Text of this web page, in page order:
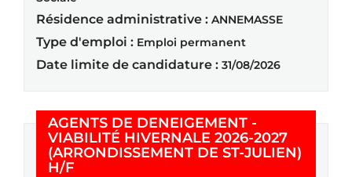
Résidence administrative : ANNEMASSE
Type d'emploi : Emploi permanent
Date limite de candidature : 31/08/2026
AGENTS DE DENEIGEMENT -
VIABILITÉ HIVERNALE 2026-2027
(ARRONDISSEMENT DE ST-JULIEN)
H/F(Nouvelle fenêtre)